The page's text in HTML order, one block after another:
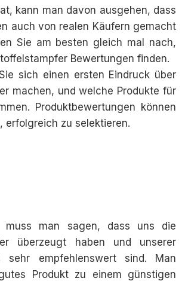
kann man davon ausgehen, dass
auch von realen Käufern gemacht
Sie am besten gleich mal nach,
Bewertungen finden.
sich einen ersten Eindruck über
machen, und welche Produkte für
Produktbewertungen können
erfolgreich zu selektieren.
muss man sagen, dass uns die
überzeugt haben und unserer
sehr empfehlenswert sind. Man
Produkt zu einem günstigen